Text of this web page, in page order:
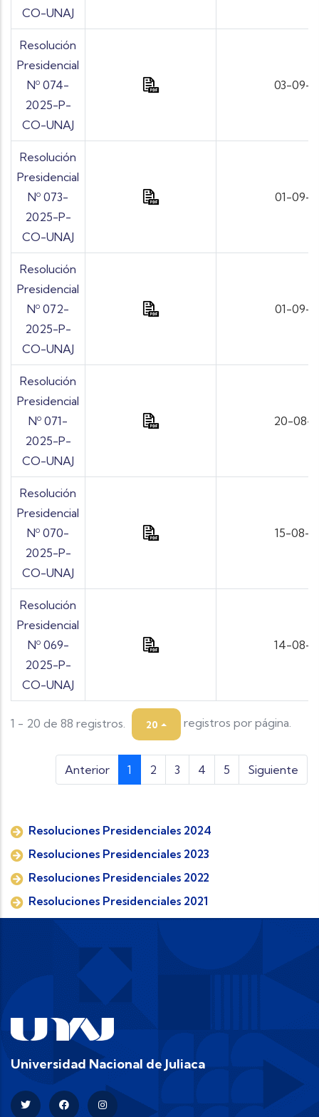
CO-UNAJ
Resolución
Presidencial
Nº 074-
2025-P-
CO-UNAJ
03-09-
Resolución
Presidencial
Nº 073-
2025-P-
CO-UNAJ
01-09-
Resolución
Presidencial
Nº 072-
2025-P-
CO-UNAJ
01-09-
Resolución
Presidencial
Nº 071-
2025-P-
CO-UNAJ
20-08-
Resolución
Presidencial
Nº 070-
2025-P-
CO-UNAJ
15-08-
Resolución
Presidencial
Nº 069-
2025-P-
CO-UNAJ
14-08-
1 - 20 de 88 registros. 20 registros por página.
Anterior 1 2 3 4 5 Siguiente
Resoluciones Presidenciales 2024
Resoluciones Presidenciales 2023
Resoluciones Presidenciales 2022
Resoluciones Presidenciales 2021
Universidad Nacional de Juliaca